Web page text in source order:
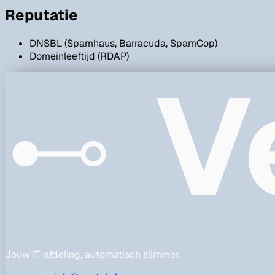
Reputatie
DNSBL (Spamhaus, Barracuda, SpamCop)
Domeinleeftijd (RDAP)
Jouw IT-afdeling, automatisch slimmer.